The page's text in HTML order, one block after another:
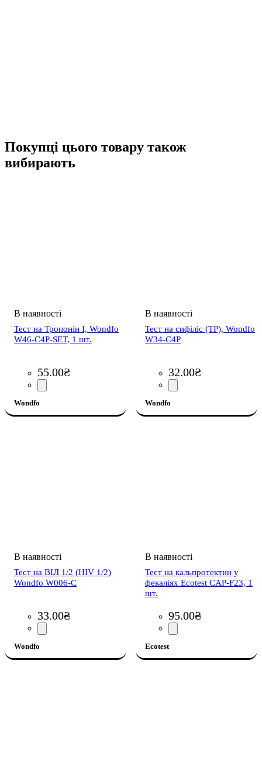
Покупці цього товару також
вибирають
Тест на Тропонін I, Wondfo
W46-C4P-SET, 1 шт.
55.00₴
Wondfo
Тест на сифіліс (ТР), Wondfo
W34-C4P
32.00₴
Wondfo
Тест на ВІЛ 1/2 (HIV 1/2)
Wondfo W006-C
33.00₴
Wondfo
Тест на кальпротектин у
фекаліях Ecotest CAP-F23, 1
шт.
95.00₴
Ecotest